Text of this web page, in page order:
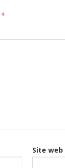
*
Site web